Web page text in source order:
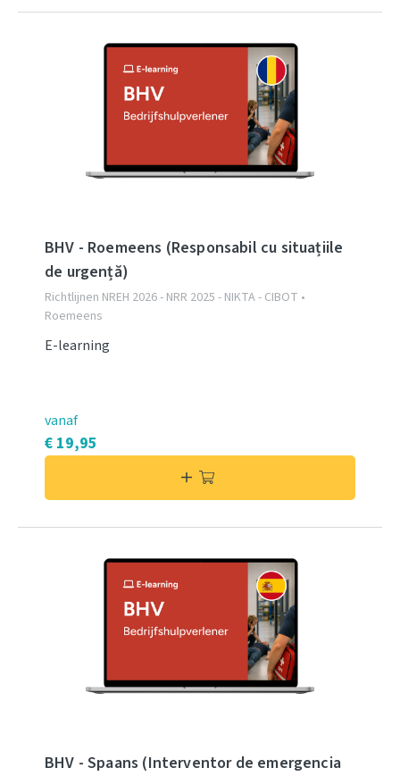
BHV - Roemeens (Responsabil cu situațiile
de urgență)
Richtlijnen NREH 2026 - NRR 2025 - NIKTA - CIBOT •
Roemeens
E-learning
vanaf
€ 19,95
BHV - Spaans (Interventor de emergencia